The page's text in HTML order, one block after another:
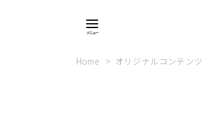
Home オリジナルコンテンツ